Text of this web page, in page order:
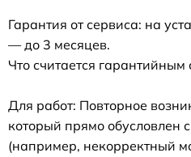
Гарантия от сервиса: на
— до 3 месяцев.
Что считается гарантийным
Для работ: Повторное
который прямо обусловлен
(например, некорректный